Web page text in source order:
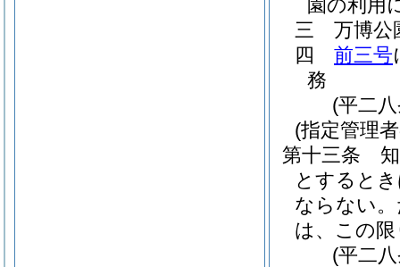
園の利用
三
万博公
四
前三号
務
(平二
(指定管理
第十三条
とすると
ならない。
は、この
(平二